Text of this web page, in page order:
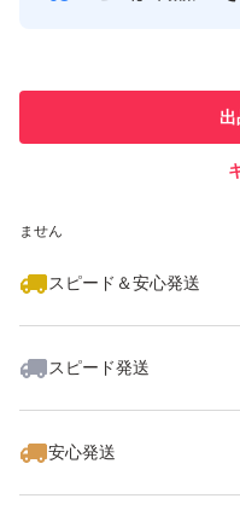
葉の切断部からゼリー
が出ることで、梱包し
濡らしてしまう可能性
ご了承いただきますよ
土・日・祝日、又は雨
収穫をしていない
ことがありますのでご
①まず白ネギを両手で
ません
スピード＆安心発送
スピード発送
安心発送